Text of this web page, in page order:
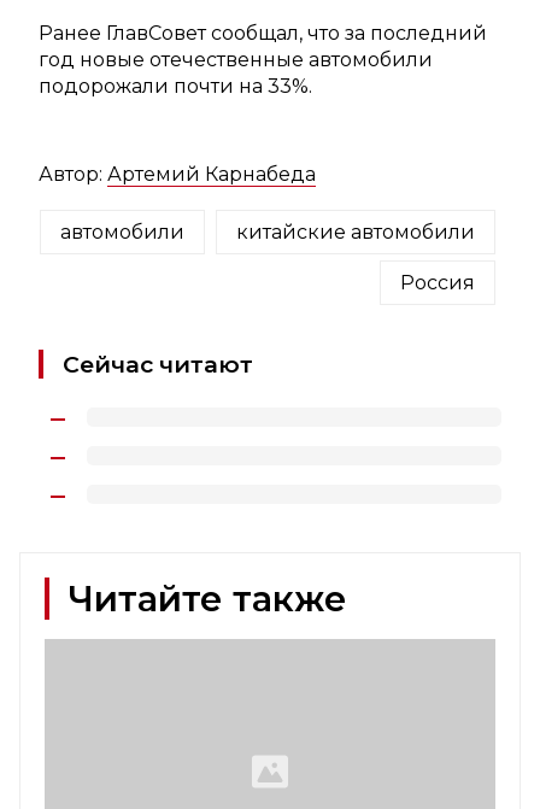
Ранее ГлавСовет сообщал, что за последний
год новые отечественные автомобили
подорожали почти на 33%.
Автор: Артемий Карнабеда
автомобили китайские автомобили
Россия
Сейчас читают
Читайте также